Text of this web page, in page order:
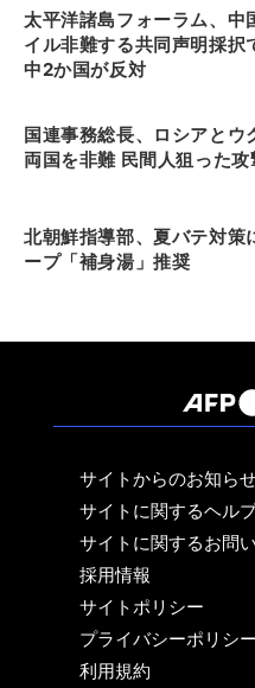
太平洋諸島フォーラム、中
イル非難する共同声明採択
中2か国が反対
国連事務総長、ロシアとウ
両国を非難 民間人狙った攻
北朝鮮指導部、夏バテ対策
ープ「補身湯」推奨
サイトからのお知ら
サイトに関するヘル
サイトに関するお問
採用情報
サイトポリシー
プライバシーポリシー
利用規約